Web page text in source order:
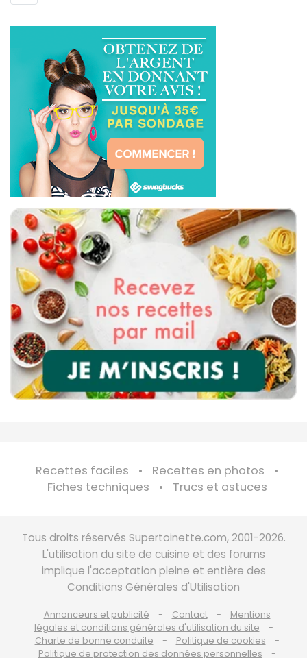
Recettes faciles
Recettes en photos
Fiches techniques
Trucs et astuces
Tous droits réservés Supertoinette.com, 2001-2026.
L'utilisation du site de cuisine et des forums
implique l'acceptation pleine et entière des
Conditions Générales d'Utilisation
Annonceurs et publicité Contact
Mentions
légales et conditions générales d'utilisation du site
Charte de bonne conduite
Politique de cookies
Politique de protection des données personnelles